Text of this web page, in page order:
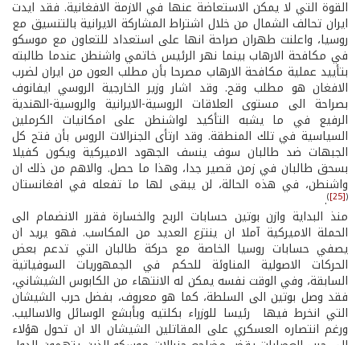
القوة التي لا يمكن الاستعاضة عنها في الازمة الافغانية. فقد ايدت
ايران تحالف الشمال من خلال اشتراط المشاركة الايرانية بالتنسيق مع
روسيا، واعلنت طهران صراحة انها على استعداد للتعاون مع موسكو
في مكافحة الارهاب بينما نهر الرئيس خاتمي واشنطن عندما طالبته
بتأييد عملية مكافحة الارهاب مصرحا بأن مطلب العون من ايران لضرب
الافغان هو مطلب وقح. وقد اشار وزير الخارجية الروسي ايفانوف
بصراحة الى مستوى العلاقات الروسية-الايرانية والروسية-الهندية
الرفيع في ما يشبه التأكيد لواشنطن على امكانيات الكرملين
السياسية في تلك المنطقة. وقد ارتأى الجنرالات الروس بأن فتح كل
الجبهات ضد طالبان سوف ينسف الجهود الاميركية ويكون كفيلا
بسحق طالبان في زمن قصير جدا، وهذا ما حصل. والاهم من ذلك ان
واشنطن، في هذه الحالة، لن يبقى لها ما تفعله في افغانستان
(
[25]
)
.
منذ البداية وازن بوتين حسابات الربح والخسارة فقرر الانضمام الى
الحملة الاميركية آملا ان ينتزع العديد من المكاسب. فهو يريد ان
يصفي حسابات روسيا الخاصة مع حركة طالبان التي تدعم بعض
الحركات الاصولية المناوئة للحكم في الجمهوريات السوفياتية
السابقة، وفي الوقت نفسه يمكن له الانتهاء من الكابوس الشيشاني،
فقد وصل بوتين الى السلطة، كما هو معروف، بفضل حرب الشيشان
التي انخرط فيها رئيسا للوزراء بكلتيه وبأبشع الوسائل والاساليب.
ورغم انتصاره العسكري على المقاتلين الشيشان الا ان تحول هؤلاء